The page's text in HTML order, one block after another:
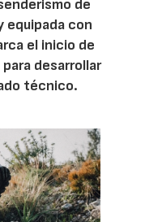
de
equipada con
el inicio de
desarrollar
técnico.